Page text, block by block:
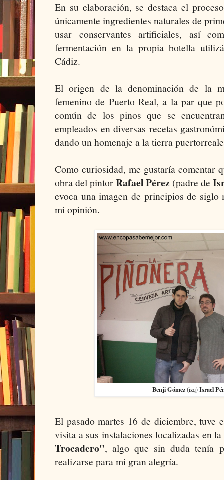
En su elaboración, se destaca el
únicamente ingredientes naturales de
usar conservantes artificiales, así
fermentación en la propia botella
Cádiz.
El origen de la denominación de la
femenino de Puerto Real, a la par que
común de los pinos que se
empleados en diversas recetas
dando un homenaje a la tierra
Como curiosidad, me gustaría comentar
obra del pintorRafael Pérez (padre de
evoca una imagen de principios de
mi opinión.
Benji Gómez(izq)Israel
El pasado martes 16 de diciembre, tuve
visita a sus instalaciones localizadas en la
Trocadero", algo que sin duda tenía
realizarse para mi gran alegría.